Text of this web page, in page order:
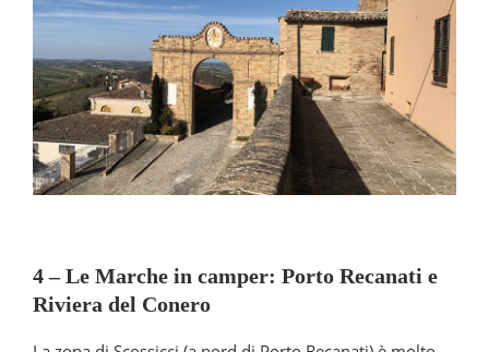
4 – Le Marche in camper: Porto Recanati e
Riviera del Conero